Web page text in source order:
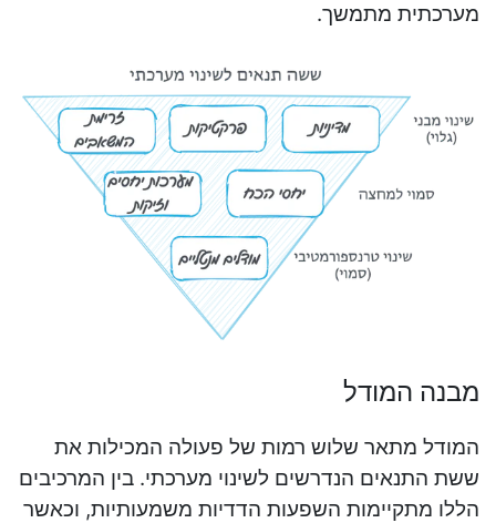
מערכתית מתמשך.
מבנה המודל
המודל מתאר שלוש רמות של פעולה המכילות את
ששת התנאים הנדרשים לשינוי מערכתי. בין המרכיבים
הללו מתקיימות השפעות הדדיות משמעותיות, וכאשר